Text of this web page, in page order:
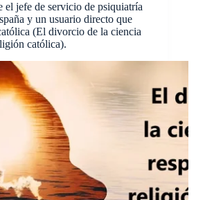
el jefe de servicio de psiquiatría
y un usuario directo que
(El divorcio de la ciencia
católica).